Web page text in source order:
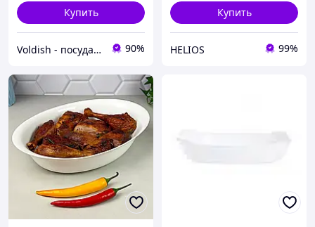
Купить
Voldish - посуда оптом и в розницу 90%
Купить
HELIOS 99%